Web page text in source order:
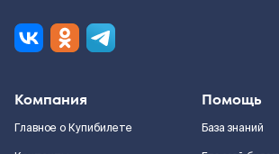
Компания
Главное о Купибилете
Помощь
База знаний